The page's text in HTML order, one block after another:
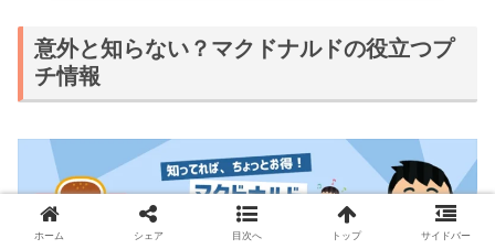
意外と知らない？マクドナルドの役立つプ
チ情報
ホーム シェア 目次へ トップ サイドバー